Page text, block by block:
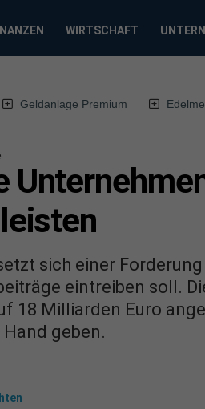
WIRTSCHAFT
Geldanlage Premium
sich einer Forderung
eintreiben soll.
18 Milliarden Euro
geben.